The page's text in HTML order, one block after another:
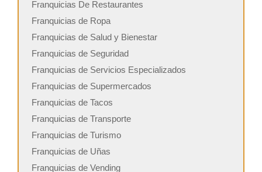
Franquicias De Restaurantes
Franquicias de Ropa
Franquicias de Salud y Bienestar
Franquicias de Seguridad
Franquicias de Servicios Especializados
Franquicias de Supermercados
Franquicias de Tacos
Franquicias de Transporte
Franquicias de Turismo
Franquicias de Uñas
Franquicias de Vending